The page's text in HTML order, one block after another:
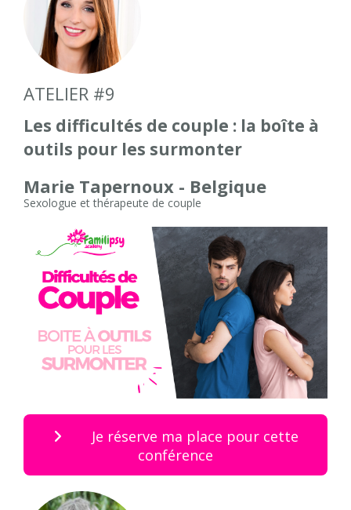
ATELIER #9
Les difficultés de couple : la boîte à
outils pour les surmonter
Marie Tapernoux - Belgique
Sexologue et thérapeute de couple
Je réserve ma place pour cette
conférence